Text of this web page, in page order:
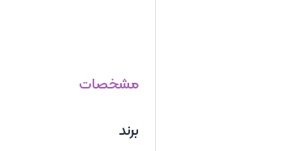
مشخصات
برند